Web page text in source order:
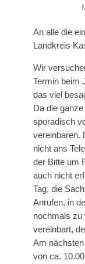
An alle die
Landkreis
Wir
Termin beim
das viel
Da die
sporadisch
vereinbaren.
nicht ans
der Bitte um
auch nicht
Tag, die
Anrufen, in
nochmals zu
vereinbart,
Am
von ca.